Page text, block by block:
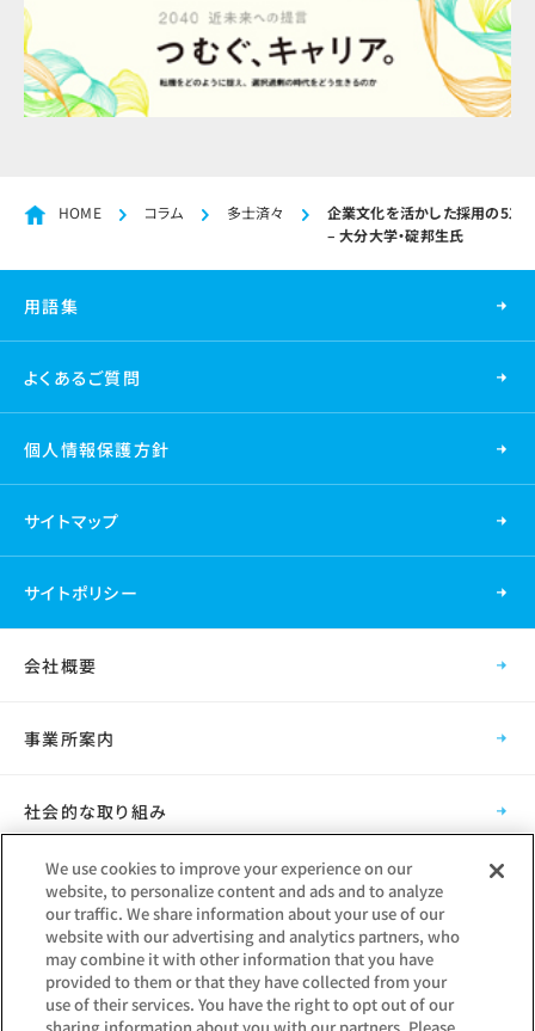
HOME コラム 多士済々
企業文化を活かした採用の5ス
– 大分大学・碇邦生氏
用語集
よくあるご質問
個人情報保護方針
サイトマップ
サイトポリシー
会社概要
事業所案内
社会的な取り組み
採用情報
グループ会社
We use cookies to improve your experience on our
website, to personalize content and ads and to analyze
our traffic. We share information about your use of our
website with our advertising and analytics partners, who
may combine it with other information that you have
provided to them or that they have collected from your
use of their services. You have the right to opt out of our